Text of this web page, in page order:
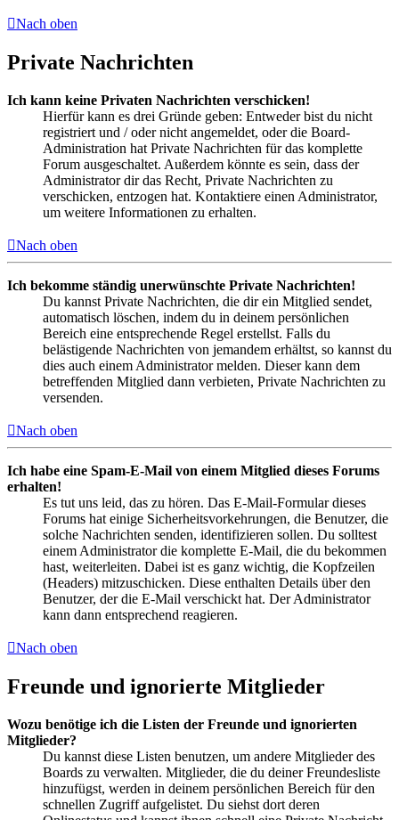
Nach oben
Private Nachrichten
Ich kann keine Privaten Nachrichten verschicken!
Hierfür kann es drei Gründe geben: Entweder bist du nicht
registriert und / oder nicht angemeldet, oder die Board-
Administration hat Private Nachrichten für das komplette
Forum ausgeschaltet. Außerdem könnte es sein, dass der
Administrator dir das Recht, Private Nachrichten zu
verschicken, entzogen hat. Kontaktiere einen Administrator,
um weitere Informationen zu erhalten.
Nach oben
Ich bekomme ständig unerwünschte Private Nachrichten!
Du kannst Private Nachrichten, die dir ein Mitglied sendet,
automatisch löschen, indem du in deinem persönlichen
Bereich eine entsprechende Regel erstellst. Falls du
belästigende Nachrichten von jemandem erhältst, so kannst du
dies auch einem Administrator melden. Dieser kann dem
betreffenden Mitglied dann verbieten, Private Nachrichten zu
versenden.
Nach oben
Ich habe eine Spam-E-Mail von einem Mitglied dieses Forums
erhalten!
Es tut uns leid, das zu hören. Das E-Mail-Formular dieses
Forums hat einige Sicherheitsvorkehrungen, die Benutzer, die
solche Nachrichten senden, identifizieren sollen. Du solltest
einem Administrator die komplette E-Mail, die du bekommen
hast, weiterleiten. Dabei ist es ganz wichtig, die Kopfzeilen
(Headers) mitzuschicken. Diese enthalten Details über den
Benutzer, der die E-Mail verschickt hat. Der Administrator
kann dann entsprechend reagieren.
Nach oben
Freunde und ignorierte Mitglieder
Wozu benötige ich die Listen der Freunde und ignorierten
Mitglieder?
Du kannst diese Listen benutzen, um andere Mitglieder des
Boards zu verwalten. Mitglieder, die du deiner Freundesliste
hinzufügst, werden in deinem persönlichen Bereich für den
schnellen Zugriff aufgelistet. Du siehst dort deren